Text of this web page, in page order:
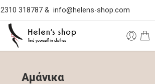
2310 318787 & info@helens-shop.com
Αμάνικα